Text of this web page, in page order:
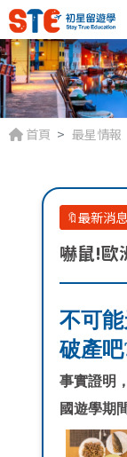
首頁 最星情報
🔖最新消息
嚇鼠!歐
不可
破產吧
事實證明
國遊學期